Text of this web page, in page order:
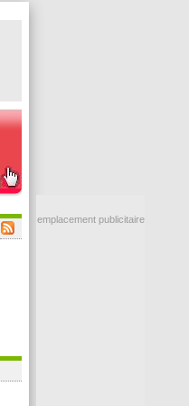
emplacement publicitaire